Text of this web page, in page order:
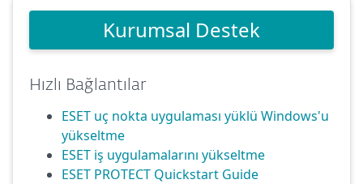
Kurumsal Destek
Hızlı Bağlantılar
ESET uç nokta uygulaması yüklü Windows'u
yükseltme
ESET iş uygulamalarını yükseltme
ESET PROTECT Quickstart Guide